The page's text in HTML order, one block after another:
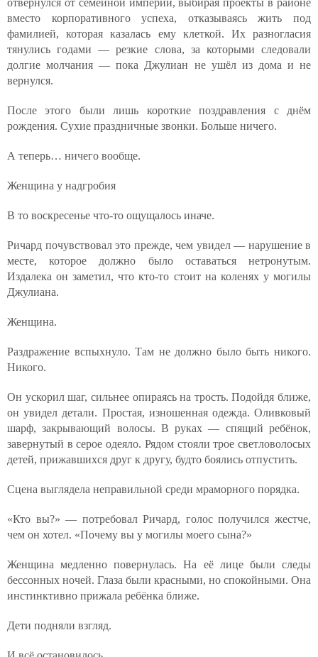
отвернулся от семейной империи, выбирая проекты в районе
вместо корпоративного успеха, отказываясь жить под
фамилией, которая казалась ему клеткой. Их разногласия
тянулись годами — резкие слова, за которыми следовали
долгие молчания — пока Джулиан не ушёл из дома и не
вернулся.
После этого были лишь короткие поздравления с днём
рождения. Сухие праздничные звонки. Больше ничего.
А теперь… ничего вообще.
Женщина у надгробия
В то воскресенье что-то ощущалось иначе.
Ричард почувствовал это прежде, чем увидел — нарушение в
месте, которое должно было оставаться нетронутым.
Издалека он заметил, что кто-то стоит на коленях у могилы
Джулиана.
Женщина.
Раздражение вспыхнуло. Там не должно было быть никого.
Никого.
Он ускорил шаг, сильнее опираясь на трость. Подойдя ближе,
он увидел детали. Простая, изношенная одежда. Оливковый
шарф, закрывающий волосы. В руках — спящий ребёнок,
завернутый в серое одеяло. Рядом стояли трое светловолосых
детей, прижавшихся друг к другу, будто боялись отпустить.
Сцена выглядела неправильной среди мраморного порядка.
«Кто вы?» — потребовал Ричард, голос получился жестче,
чем он хотел. «Почему вы у могилы моего сына?»
Женщина медленно повернулась. На её лице были следы
бессонных ночей. Глаза были красными, но спокойными. Она
инстинктивно прижала ребёнка ближе.
Дети подняли взгляд.